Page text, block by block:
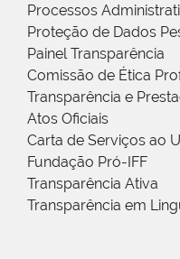
Processos
Proteção de Dados
Painel Transparência
Comissão de Ética
Transparência e
Atos Oficiais
Carta de Serviços ao
Fundação Pró-IFF
Transparência Ativa
Transparência em